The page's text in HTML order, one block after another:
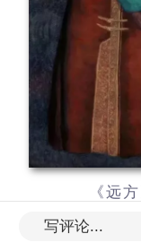
《远
“中国美术
写评论...